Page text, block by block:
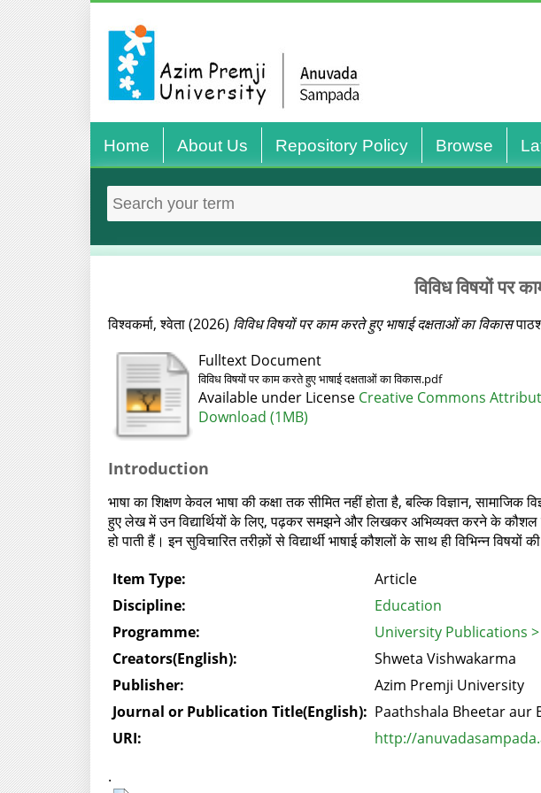
Home About Us Repository Policy Browse
विविध विषयों पर
विश्वकर्मा, श्वेता(2026) विविध विषयों पर काम करते हुए भाषाई दक्षताओं का विकास
Fulltext Document
विविध विषयों पर काम करते हुए भाषाई दक्षताओं का विकास.pdf
Available under License Creative Commons
Download (1MB)
Introduction
भाषा का शिक्षण केवल भाषा की कक्षा तक सीमित नहीं होता है, बल्कि विज्ञान,
हुए लेख में उन विद्यार्थियों के लिए, पढ़कर समझने और लिखकर अभिव्यक्त करने के कौशल
हो पाती हैं। इन सुविचारित तरीक़ों से विद्यार्थी भाषाई कौशलों के साथ ही विभिन्न
Item Type:
Article
Discipline:
Education
Programme:
University Publications
Creators(English):
Shweta Vishwakarma
Publisher:
Azim Premji University
Journal or Publication Title(English): Paathshala Bheetar aur
URI:
http://
.